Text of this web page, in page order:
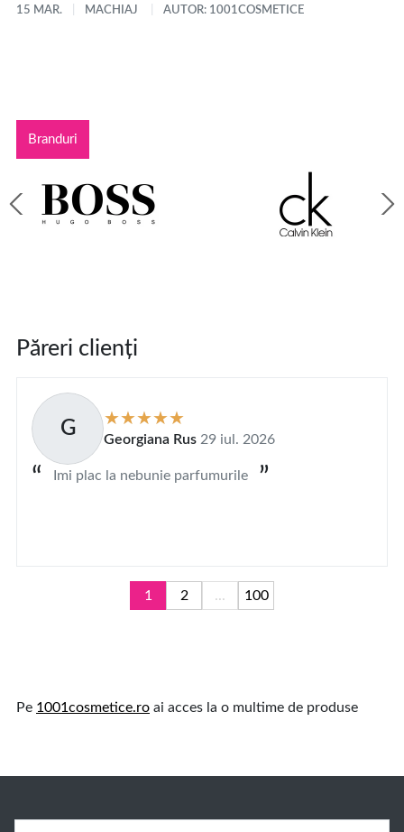
15 MAR.
MACHIAJ AUTOR: 1001COSMETICE
Branduri
Păreri clienți
G Georgiana Rus 29 iul. 2026
Imi plac la nebunie parfumurile
1 2 ... 100
Pe 1001cosmetice.ro ai acces la o multime de produse